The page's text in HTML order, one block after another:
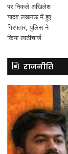
राजनीति